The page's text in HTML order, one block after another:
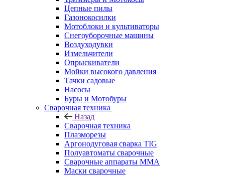
Цепные пилы
Газонокосилки
Мотоблоки и культиваторы
Снегоуборочные машины
Воздуходувки
Измельчители
Опрыскиватели
Мойки высокого давления
Тачки садовые
Насосы
Буры и Мотобуры
Сварочная техника
Назад
Сварочная техника
Плазморезы
Аргонодуговая сварка TIG
Полуавтоматы сварочные
Сварочные аппараты ММА
Маски сварочные